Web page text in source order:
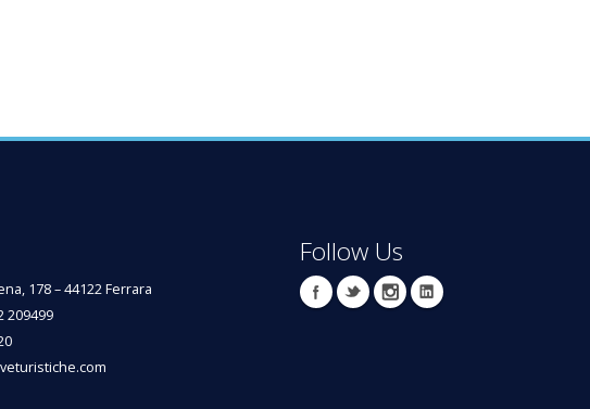
178 – 44122 Ferrara
209499
Follow Us